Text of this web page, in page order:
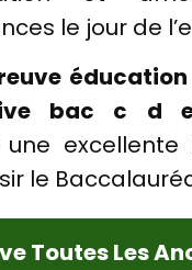
le jour de
bac c d
excellente
le
Toutes Les